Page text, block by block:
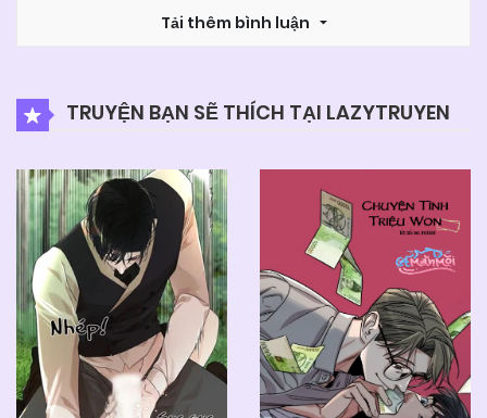
Tải thêm bình luận
TRUYỆN BẠN SẼ THÍCH TẠI LAZYTRUYEN